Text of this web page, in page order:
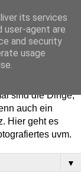
und schön -
sind die Dinge,
auch ein
Hier geht es
uvm.
▼
its services
user-agent are
and security
usage